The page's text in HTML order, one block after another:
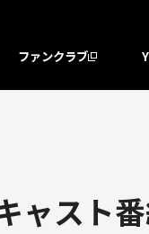
ファンクラブ
ャスト